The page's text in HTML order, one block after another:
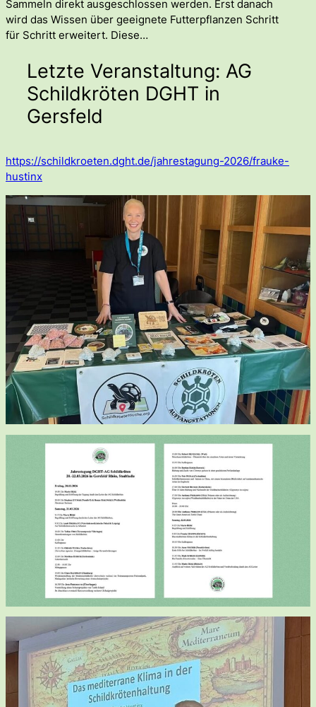
Sammeln direkt ausgeschlossen werden. Erst danach
wird das Wissen über geeignete Futterpflanzen Schritt
für Schritt erweitert. Diese…
Letzte Veranstaltung: AG
Schildkröten DGHT in
Gersfeld
https://schildkroeten.dght.de/jahrestagung-2026/frauke-
hustinx